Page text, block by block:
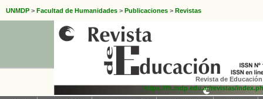
UNMDP > Facultad de Humanidades > Publicaciones > Revistas
Revista de
https://fh.mdp.edu.ar/revistas/